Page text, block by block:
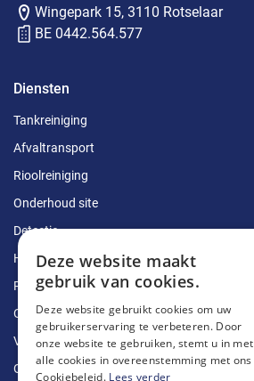
Wingepark 15, 3110 Rotselaar
BE 0442.564.577
Diensten
Tankreiniging
Afvaltransport
Rioolreiniging
Onderhoud site
Detectie
Herstellingen
Ruimingen
Ontstoppingen
Vetputten
Ontkalking
Deze website maakt
gebruik van cookies.
Deze website gebruikt cookies om uw
gebruikerservaring te verbeteren. Door
onze website te gebruiken, stemt u in met
alle cookies in overeenstemming met ons
Cookiebeleid. Lees verder